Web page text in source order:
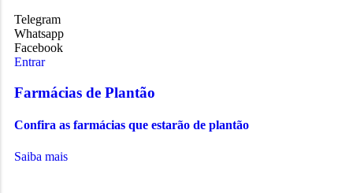
Telegram
Whatsapp
Facebook
Entrar
Farmácias de Plantão
Confira as farmácias que estarão de plantão
Saiba mais